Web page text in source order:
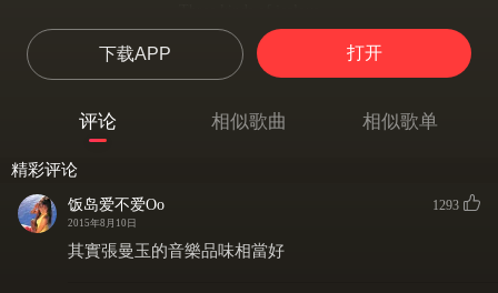
三种嫉妒
Every kind of mean
每种意思
都是等待
At the bottom
下载APP 打开
评论 相似歌曲 相似歌单
精彩评论
饭岛爱不爱Oo
2015年8月10日
1293
其實張曼玉的音樂品味相當好